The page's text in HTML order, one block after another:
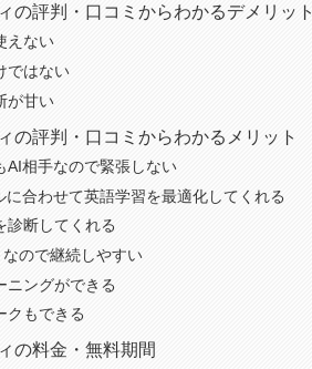
の評判・口コミからわかるデメリット
えない
ではない
が甘い
の評判・口コミからわかるメリット
AI相手なので緊張しない
に合わせて英語学習を最適化してくれる
診断してくれる
ので継続しやすい
ニングができる
クもできる
の料金・無料期間